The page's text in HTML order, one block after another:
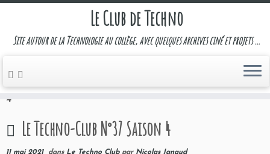
Passer
contenu
Le Club de Techno
Site autour de la Technologie au collège, avec quelques archives ciné et projets …
4
Le Techno-Club N°37 Saison 4
11 mai 2021dans Le Techno Club par Nicolas Janaud